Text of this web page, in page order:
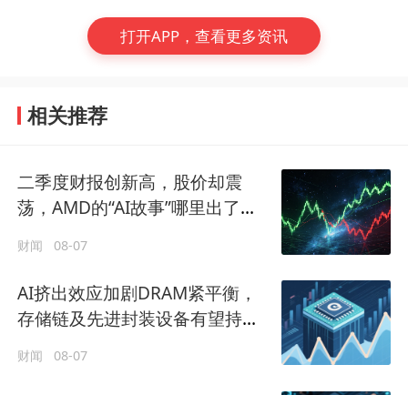
打开APP，查看更多资讯
相关推荐
二季度财报创新高，股价却震
荡，AMD的“AI故事”哪里出了问
财闻 08-07
AI挤出效应加剧DRAM紧平衡，
存储链及先进封装设备有望持续
财闻 08-07